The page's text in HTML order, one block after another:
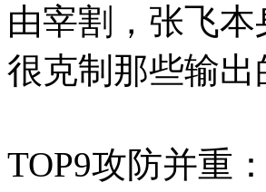
由宰割，张飞
很克制那些输
TOP9攻防并重